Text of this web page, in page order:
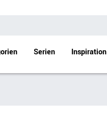
Serien Inspiration